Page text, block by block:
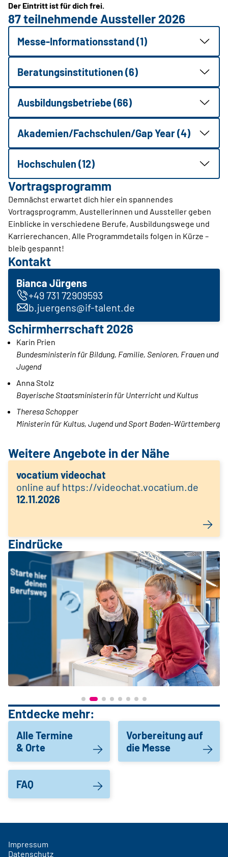
Der Eintritt ist für dich frei.
87 teilnehmende Aussteller 2026
Messe-Informationsstand (1)
Beratungsinstitutionen (6)
Ausbildungsbetriebe (66)
Akademien/Fachschulen/Gap Year (4)
Hochschulen (12)
Vortragsprogramm
Demnächst erwartet dich hier ein spannendes
Vortragsprogramm. Austellerinnen und Aussteller geben
Einblicke in verschiedene Berufe, Ausbildungswege und
Karrierechancen. Alle Programmdetails folgen in Kürze –
bleib gespannt!
Kontakt
Bianca Jürgens
+49 731 72909593
b.juergens@if-talent.de
Schirmherrschaft 2026
Karin Prien
Bundesministerin für Bildung, Familie, Senioren, Frauen und
Jugend
Anna Stolz
Bayerische Staatsministerin für Unterricht und Kultus
Theresa Schopper
Ministerin für Kultus, Jugend und Sport Baden-Württemberg
Weitere Angebote in der Nähe
vocatium videochat
online auf https://videochat.vocatium.de
12.11.2026
Eindrücke
Entdecke mehr:
Alle Termine
& Orte
Vorbereitung auf
die Messe
FAQ
Impressum
Datenschutz